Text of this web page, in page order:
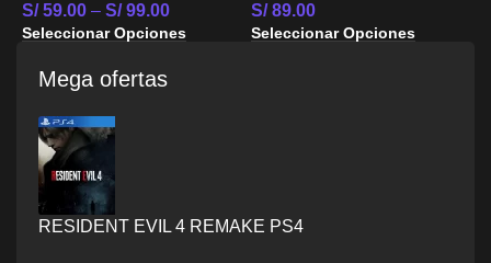
S/59.00 – S/99.00
Seleccionar Opciones
S/89.00
Seleccionar Opciones
Mega ofertas
RESIDENT EVIL 4 REMAKE PS4